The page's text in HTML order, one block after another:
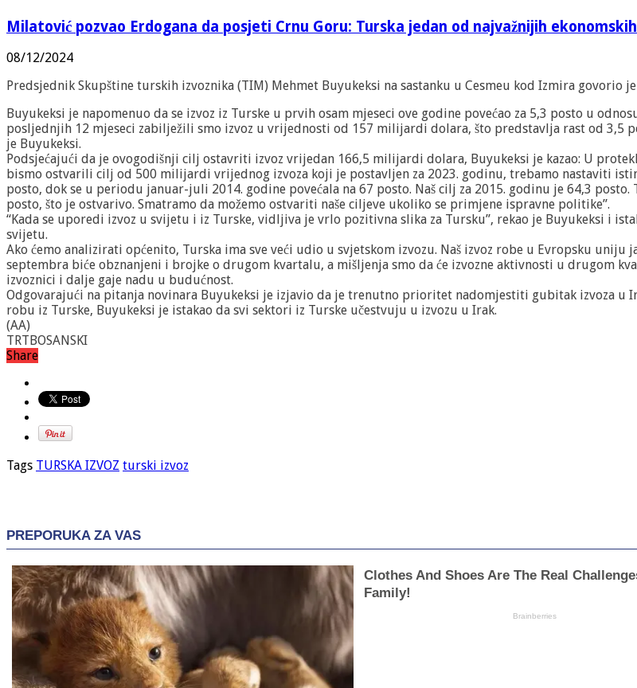
Milatović pozvao Erdogana da posjeti Crnu Goru: Turska jedan od najvažnijih
08/12/2024
Predsjednik Skupštine turskih izvoznika (TIM) Mehmet Buyukeksi na sastanku u Cesmeu kod Izmira
Buyukeksi je napomenuo da se izvoz iz Turske u prvih osam mjeseci ove godine povećao za 5,3 posto u
posljednjih 12 mjeseci zabilježili smo izvoz u vrijednosti od 157 milijardi dolara, što predstavlja rast od 3,5
je Buyukeksi.
Podsjećajući da je ovogodišnji cilj ostavriti izvoz vrijedan 166,5 milijardi dolara, Buyukeksi je kazao: U
bismo ostvarili cilj od 500 milijardi vrijednog izvoza koji je postavljen za 2023. godinu, trebamo nastaviti
posto, dok se u periodu januar-juli 2014. godine povećala na 67 posto. Naš cilj za 2015. godinu je 64,3
posto, što je ostvarivo. Smatramo da možemo ostvariti naše ciljeve ukoliko se primjene ispravne politike”.
“Kada se uporedi izvoz u svijetu i iz Turske, vidljiva je vrlo pozitivna slika za Tursku”, rekao je Buyukeksi i
svijetu.
Ako ćemo analizirati općenito, Turska ima sve veći udio u svjetskom izvozu. Naš izvoz robe u Evropsku
septembra biće obznanjeni i brojke o drugom kvartalu, a mišljenja smo da će izvozne aktivnosti u drugom
izvoznici i dalje gaje nadu u budućnost.
Odgovarajući na pitanja novinara Buyukeksi je izjavio da je trenutno prioritet nadomjestiti gubitak izvoza u
robu iz Turske, Buyukeksi je istakao da svi sektori iz Turske učestvuju u izvozu u Irak.
(AA)
TRTBOSANSKI
Share
Tags TURSKA IZVOZ turski izvoz